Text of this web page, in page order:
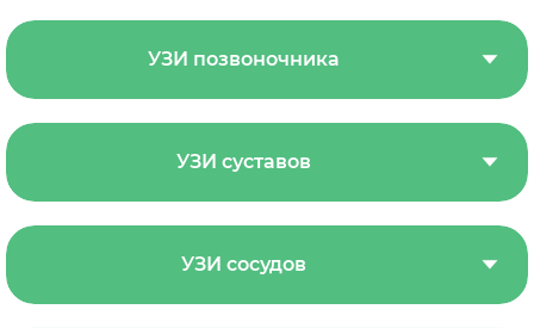
УЗИ позвоночника
УЗИ суставов
УЗИ сосудов